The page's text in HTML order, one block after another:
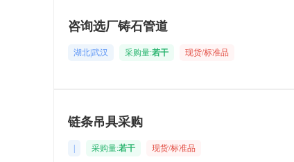
咨询选厂铸石管道
湖北|武汉 采购量:若干 现货/标准品
链条吊具采购
采购量:若干 现货/标准品